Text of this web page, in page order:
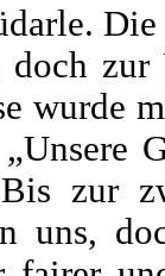
doch
wurde
zur
uns,